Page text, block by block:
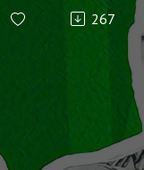
#216)
267